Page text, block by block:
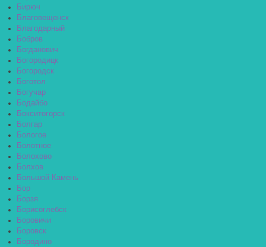
Бирюч
Благовещенск
Благодарный
Бобров
Богданович
Богородицк
Богородск
Боготол
Богучар
Бодайбо
Бокситогорск
Болгар
Бологое
Болотное
Болохово
Болхов
Большой Камень
Бор
Борзя
Борисоглебск
Боровичи
Боровск
Бородино